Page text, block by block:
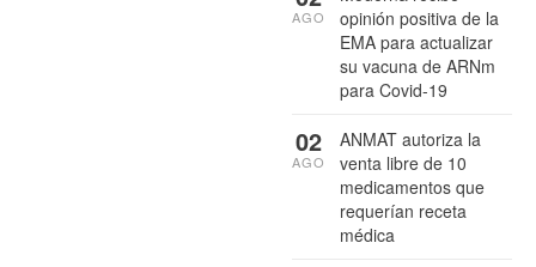
opinión positiva de la
EMA para actualizar
su vacuna de ARNm
para Covid-19
AGO
ANMAT autoriza la
venta libre de 10
medicamentos que
requerían receta
médica
02
AGO